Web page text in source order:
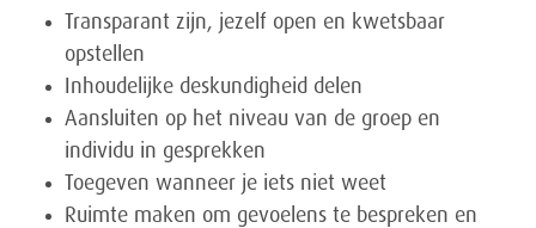
Transparant zijn, jezelf open en kwetsbaar
opstellen
Inhoudelijke deskundigheid delen
Aansluiten op het niveau van de groep en
individu in gesprekken
Toegeven wanneer je iets niet weet
Ruimte maken om gevoelens te bespreken en